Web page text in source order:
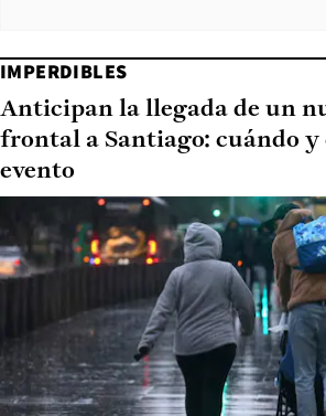
IMPERDIBLES
Anticipan la llegada de un
frontal a Santiago: cuándo y
evento